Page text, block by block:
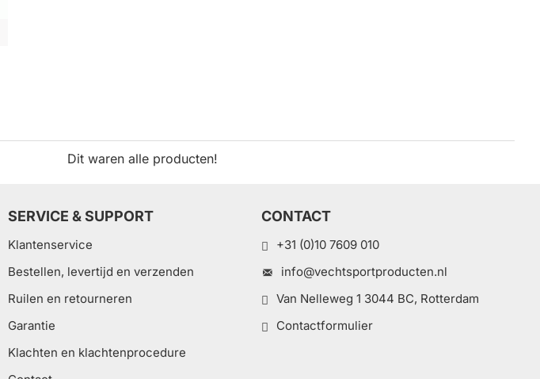
Dit waren alle producten!
SERVICE & SUPPORT
Klantenservice
Bestellen, levertijd en verzenden
Ruilen en retourneren
Garantie
Klachten en klachtenprocedure
CONTACT
+31 (0)10 7609 010
info@vechtsportproducten.nl
Van Nelleweg 1 3044 BC, Rotterdam
Contactformulier